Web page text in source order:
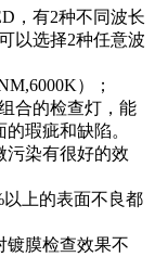
，有2种不同波长
以选择2种任意波
）；
合的检查灯，能
瑕疵和缺陷。
污染有很好的效
上的表面不良都
镀膜检查效果不